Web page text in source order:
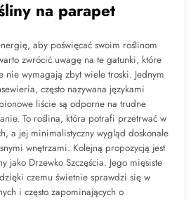
na parapet
aby poświęcać swoim roślinom
zwrócić uwagę na te gatunki, które
nie wymagają zbyt wiele troski. Jednym
często nazywana językami
liście są odporne na trudne
To roślina, która potrafi przetrwać w
a jej minimalistyczny wygląd doskonale
wnętrzami. Kolejną propozycją jest
jako Drzewko Szczęścia. Jego mięsiste
czemu świetnie sprawdzi się w
i często zapominających o